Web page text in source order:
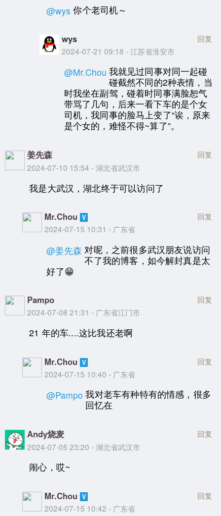
@wys 你个老司机～
wys
2024-07-21 09:18 - 江苏省淮安市
回复
@Mr.Chou 我就见过同事对同一起碰
碰截然不同的2种表情，当
时我坐在副驾，碰着时同事满脸恕气
带骂了几句，后来一看下车的是个女
司机，我同事的脸马上变了“诶，原来
是个女的，难怪不得~算了”。
姜先森
2024-07-10 15:54 - 湖北省武汉市
回复
我是大武汉，湖北终于可以访问了
Mr.Chou
2024-07-15 10:31 - 广东省
回复
@姜先森 对呢，之前很多武汉朋友说访问
不了我的博客，如今解封真是太
好了😁
Pampo
2024-07-08 21:31 - 广东省江门市
回复
21 年的车....这比我还老啊
Mr.Chou
2024-07-15 10:40 - 广东省
回复
@Pampo 我对老车有种特有的情感，很多
回忆在
Andy烧麦
2024-07-05 23:20 - 湖北省武汉市
回复
闹心，哎~
Mr.Chou
2024-07-15 10:42 - 广东省
回复